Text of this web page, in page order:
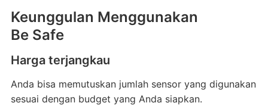
Keunggulan Menggunakan
Be Safe
Harga terjangkau
Anda bisa memutuskan jumlah sensor yang digunakan
sesuai dengan budget yang Anda siapkan.